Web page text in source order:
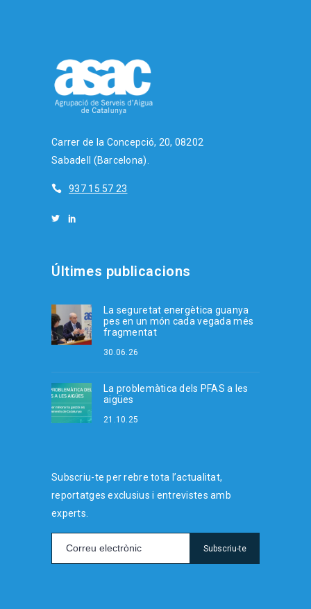
Carrer de la Concepció, 20, 08202
Sabadell (Barcelona).
937 15 57 23
Últimes publicacions
La seguretat energètica guanya
pes en un món cada vegada més
fragmentat
30.06.26
La problemàtica dels PFAS a les
aigües
21.10.25
Subscriu-te per rebre tota l’actualitat,
reportatges exclusius i entrevistes amb
experts.